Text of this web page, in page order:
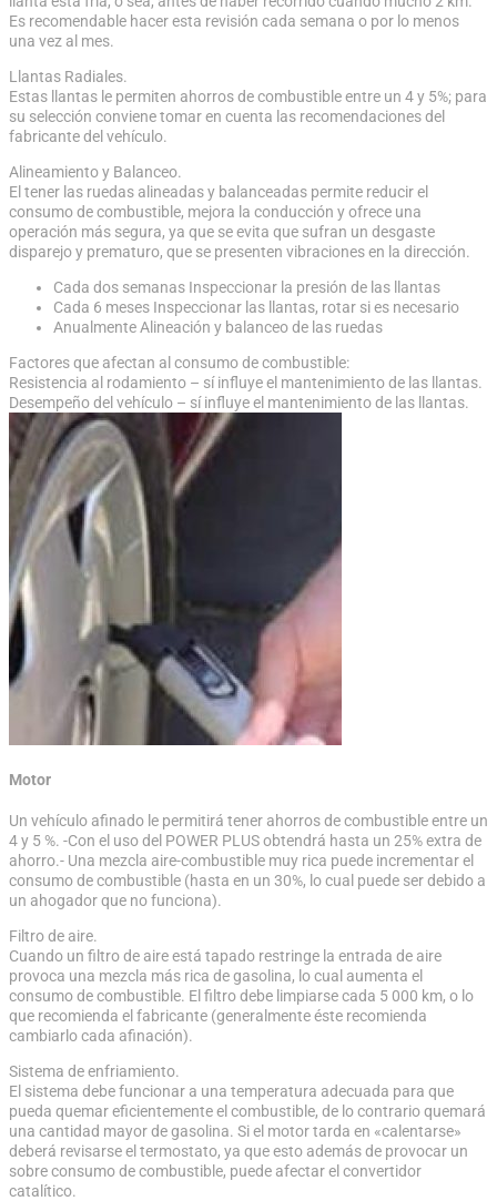
Es recomendable hacer esta revisión cada semana o por lo menos
una vez al mes.
Llantas Radiales.
Estas llantas le permiten ahorros de combustible entre un 4 y 5%; para
su selección conviene tomar en cuenta las recomendaciones del
fabricante del vehículo.
Alineamiento y Balanceo.
El tener las ruedas alineadas y balanceadas permite reducir el
consumo de combustible, mejora la conducción y ofrece una
operación más segura, ya que se evita que sufran un desgaste
disparejo y prematuro, que se presenten vibraciones en la dirección.
Cada dos semanas Inspeccionar la presión de las llantas
Cada 6 meses Inspeccionar las llantas, rotar si es necesario
Anualmente Alineación y balanceo de las ruedas
Factores que afectan al consumo de combustible:
Resistencia al rodamiento – sí influye el mantenimiento de las llantas.
Desempeño del vehículo – sí influye el mantenimiento de las llantas.
Motor
Un vehículo afinado le permitirá tener ahorros de combustible entre un
4 y 5 %. -Con el uso del POWER PLUS obtendrá hasta un 25% extra de
ahorro.- Una mezcla aire-combustible muy rica puede incrementar el
consumo de combustible (hasta en un 30%, lo cual puede ser debido a
un ahogador que no funciona).
Filtro de aire.
Cuando un filtro de aire está tapado restringe la entrada de aire
provoca una mezcla más rica de gasolina, lo cual aumenta el
consumo de combustible. El filtro debe limpiarse cada 5 000 km, o lo
que recomienda el fabricante (generalmente éste recomienda
cambiarlo cada afinación).
Sistema de enfriamiento.
El sistema debe funcionar a una temperatura adecuada para que
pueda quemar eficientemente el combustible, de lo contrario quemará
una cantidad mayor de gasolina. Si el motor tarda en «calentarse»
deberá revisarse el termostato, ya que esto además de provocar un
sobre consumo de combustible, puede afectar el convertidor
catalítico.